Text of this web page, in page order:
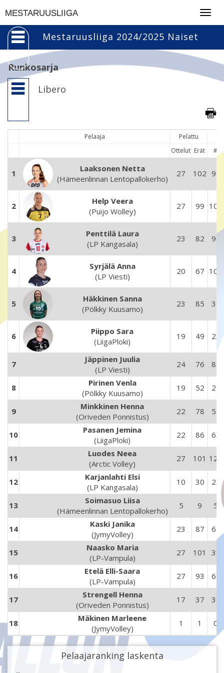
MESTARUUSLIIGA
Mestaruusliiga 2024/2025 Naiset
Runkosarja
Libero
Pelaaja
Pelattu
Ottelut Erät #
1
Laaksonen Netta
(Hämeenlinnan Lentopallokerho)
27 102 91
2
Help Veera
(Puijo Wolley)
27 99 102
3
Penttilä Laura
(LP Kangasala)
23 82 96
4
Syrjälä Anna
(LP Viesti)
20 67 107
5
Häkkinen Sanna
(Pölkky Kuusamo)
23 85 38
6
Piippo Sara
(LiigaPloki)
19 49 23
7
Jäppinen Juulia
(LP Viesti)
24 76 89
8
Pirinen Venla
(Pölkky Kuusamo)
19 52 28
9
Minkkinen Henna
(Oriveden Ponnistus)
22 78 58
10
Pasanen Jemina
(LiigaPloki)
22 86 63
11
Luodes Neea
(Arctic Volley)
27 101 120
12
Karjanlahti Elsi
(LP Kangasala)
10 30 23
13
Soimasuo Liisa
(Hämeenlinnan Lentopallokerho)
5 9 5
14
Kaski Janika
(JymyVolley)
23 87 64
15
Naasko Maria
(LP-Vampula)
27 101 32
16
Etelä Elli-Saara
(LP-Vampula)
27 93 62
17
Strengell Henna
(Oriveden Ponnistus)
17 37 30
18
Mäkinen Marleene
(JymyVolley)
1 1 0
Pelaajaranking laskenta